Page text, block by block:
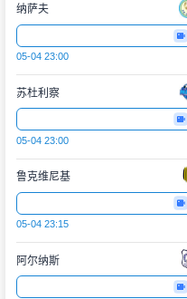
纳萨夫
05-04 23:00
苏杜利察
05-04 23:00
鲁克维尼基
05-04 23:15
阿尔纳斯